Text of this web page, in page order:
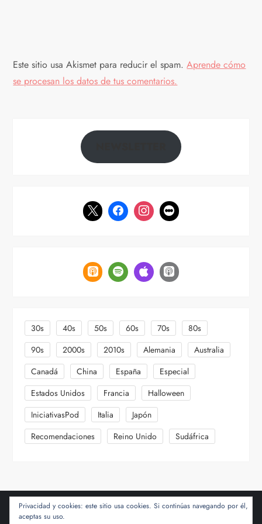
n
t
Este sitio usa Akismet para reducir el spam.Aprende cómo
se procesan los datos de tus comentarios.
30s 40s 50s 60s 70s
80s
90s
2000s 2010s Alemania
Australia
Canadá
China España
Especial
Estados Unidos
Francia
Halloween
IniciativasPod
Italia
Japón
Recomendaciones
Reino Unido Sudáfrica
Privacidad y cookies: este sitio usa cookies. Si continúas navegando por él,
aceptas su uso.